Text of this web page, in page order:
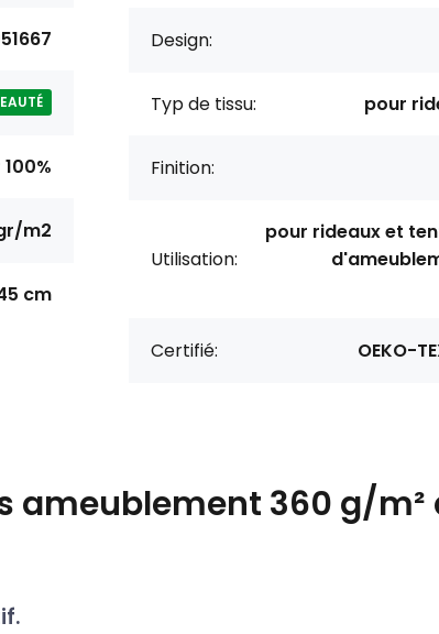
m2
cm
Design:
Typ de tissu: pour
Finition:
Utilisation:
pour rideaux et
Certifié: OEKO-
ameublement 360 g/m²